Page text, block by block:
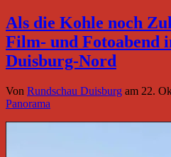
Als die Kohle noch
Film- und Fotoabend
Duisburg-Nord
Von Rundschau Duisburg am 22.
Panorama